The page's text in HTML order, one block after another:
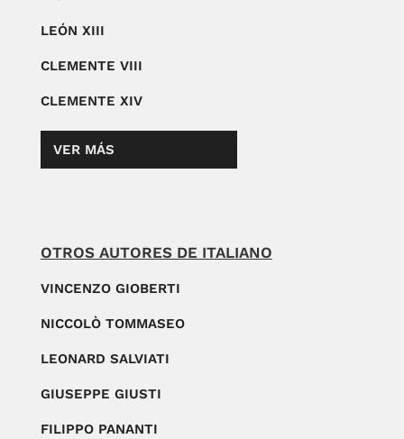
LEÓN XIII
CLEMENTE VIII
CLEMENTE XIV
VER MÁS
OTROS AUTORES DE ITALIANO
VINCENZO GIOBERTI
NICCOLÒ TOMMASEO
LEONARD SALVIATI
GIUSEPPE GIUSTI
FILIPPO PANANTI